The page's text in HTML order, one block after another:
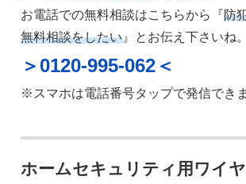
お電話での無料相談はこちらから『防
無料相談をしたい 』とお伝え下さいね。
＞0120-995-062＜
※スマホは電話番号タップで発信できま
ホームセキュリティ用ワイ